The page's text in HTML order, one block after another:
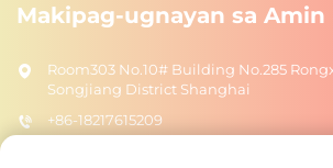
Makipag-ugnayan sa Amin
Room303 No.10# Building No.285
Songjiang District Shanghai
+86-18217615209